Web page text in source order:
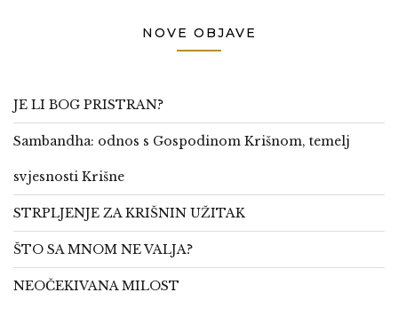
NOVE OBJAVE
JE LI BOG PRISTRAN?
Sambandha: odnos s Gospodinom Krišnom, temelj
svjesnosti Krišne
STRPLJENJE ZA KRIŠNIN UŽITAK
ŠTO SA MNOM NE VALJA?
NEOČEKIVANA MILOST